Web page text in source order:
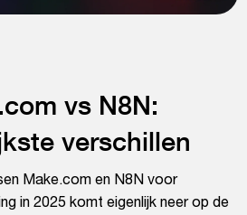
vs N8N:
verschillen
Make.com en N8N voor
in 2025 komt eigenlijk neer op de